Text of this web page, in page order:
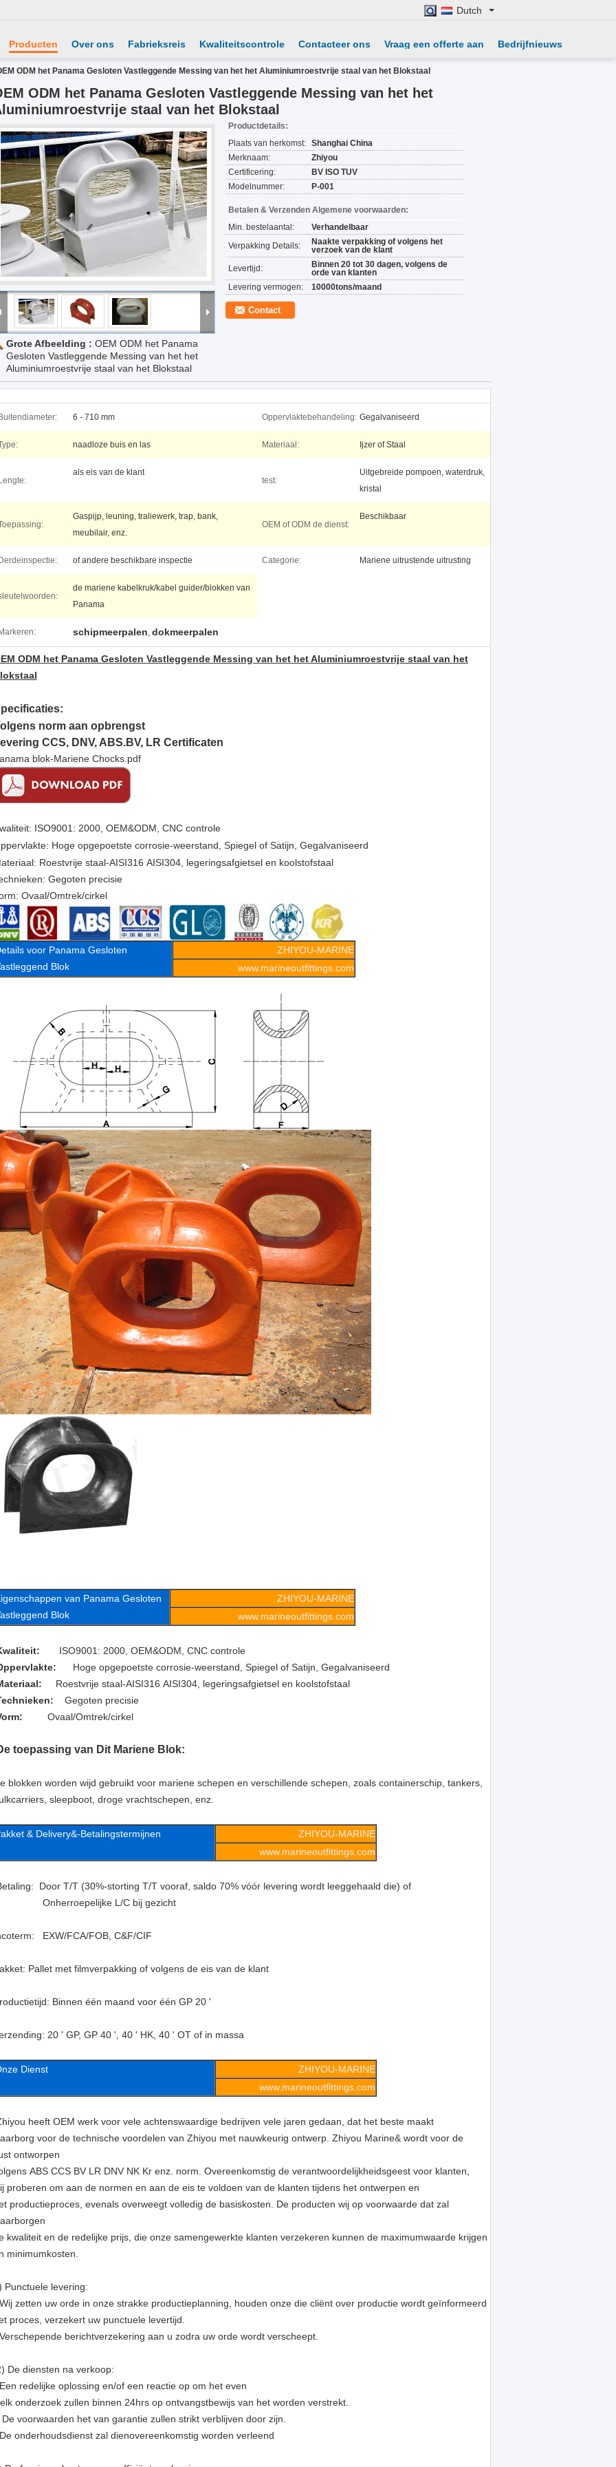
Dutch
Producten Over ons Fabrieksreis Kwaliteitscontrole Contacteer ons Vraag een offerte aan Bedrijfnieuws
ODM het Panama Gesloten Vastleggende Messing van het het Aluminiumroestvrije staal van het Blokstaal
ODM het Panama Gesloten Vastleggende Messing van het het
staal van het Blokstaal
Grote Afbeelding : OEM ODM het Panama
Gesloten Vastleggende Messing van het het
Aluminiumroestvrije staal van het Blokstaal
Productdetails:
Plaats van herkomst: Shanghai China
Merknaam:
Zhiyou
Certificering:
BV ISO TUV
Modelnummer:
P-001
Betalen & Verzenden Algemene voorwaarden:
Min. bestelaantal:
Verhandelbaar
Verpakking Details:
Naakte verpakking of volgens het
verzoek van de klant
Levertijd:
Binnen 20 tot 30 dagen, volgens de
orde van klanten
Levering vermogen:
10000tons/maand
Contact
6 - 710 mm Oppervlaktebehandeling: Gegalvaniseerd
naadloze buis en las Materiaal: Ijzer of Staal
als eis van de klant
test:
Uitgebreide pompoen, waterdruk,
kristal
Gaspijp, leuning, traliewerk, trap, bank,
meubilair, enz.
OEM of ODM de dienst:
Beschikbaar
of andere beschikbare inspectie Categorie: Mariene uitrustende uitrusting
de mariene kabelkruk/kabel guider/blokken van
Panama
schipmeerpalen, dokmeerpalen
ODM het Panama Gesloten Vastleggende Messing van het het Aluminiumroestvrije staal van het
norm aan opbrengst
CCS, DNV, ABS.BV, LR Certificaten
blok-Mariene Chocks.pdf
ISO9001: 2000, OEM&ODM, CNC controle
Hoge opgepoetste corrosie-weerstand, Spiegel of Satijn, Gegalvaniseerd
Roestvrije staal-AISI316 AISI304, legeringsafgietsel en koolstofstaal
Gegoten precisie
Ovaal/Omtrek/cirkel
voor Panama Gesloten
Blok
ZHIYOU-MARINE
www.marineoutfittings.com
van Panama Gesloten
Blok
ZHIYOU-MARINE
www.marineoutfittings.com
ISO9001: 2000, OEM&ODM, CNC controle
Hoge opgepoetste corrosie-weerstand, Spiegel of Satijn, Gegalvaniseerd
Roestvrije staal-AISI316 AISI304, legeringsafgietsel en koolstofstaal
Gegoten precisie
Ovaal/Omtrek/cirkel
toepassing van Dit Mariene Blok:
blokken worden wijd gebruikt voor mariene schepen en verschillende schepen, zoals containerschip, tankers,
sleepboot, droge vrachtschepen, enz.
& Delivery&-Betalingstermijnen
ZHIYOU-MARINE
www.marineoutfittings.com
Door T/T (30%-storting T/T vooraf, saldo 70% vóór levering wordt leeggehaald die) of
L/C bij gezicht
EXW/FCA/FOB, C&F/CIF
Pallet met filmverpakking of volgens de eis van de klant
Binnen één maand voor één GP 20 '
20 ' GP, GP 40 ', 40 ' HK, 40 ' OT of in massa
Dienst
ZHIYOU-MARINE
www.marineoutfittings.com
heeft OEM werk voor vele achtenswaardige bedrijven vele jaren gedaan, dat het beste maakt
voor de technische voordelen van Zhiyou met nauwkeurig ontwerp. Zhiyou Marine& wordt voor de
ontworpen
ABS CCS BV LR DNV NK Kr enz. norm. Overeenkomstig de verantwoordelijkheidsgeest voor klanten,
proberen om aan de normen en aan de eis te voldoen van de klanten tijdens het ontwerpen en
productieproces, evenals overweegt volledig de basiskosten. De producten wij op voorwaarde dat zal
kwaliteit en de redelijke prijs, die onze samengewerkte klanten verzekeren kunnen de maximumwaarde krijgen
minimumkosten.
Punctuele levering:
zetten uw orde in onze strakke productieplanning, houden onze die cliënt over productie wordt geïnformeerd
proces, verzekert uw punctuele levertijd.
berichtverzekering aan u zodra uw orde wordt verscheept.
De diensten na verkoop:
redelijke oplossing en/of een reactie op om het even
onderzoek zullen binnen 24hrs op ontvangstbewijs van het worden verstrekt.
voorwaarden het van garantie zullen strikt verblijven door zijn.
onderhoudsdienst zal dienovereenkomstig worden verleend